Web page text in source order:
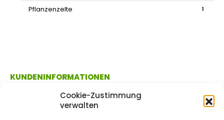
Cookie-Zustimmung
verwalten
Pflanzenzelte 1
KUNDENINFORMATIONEN